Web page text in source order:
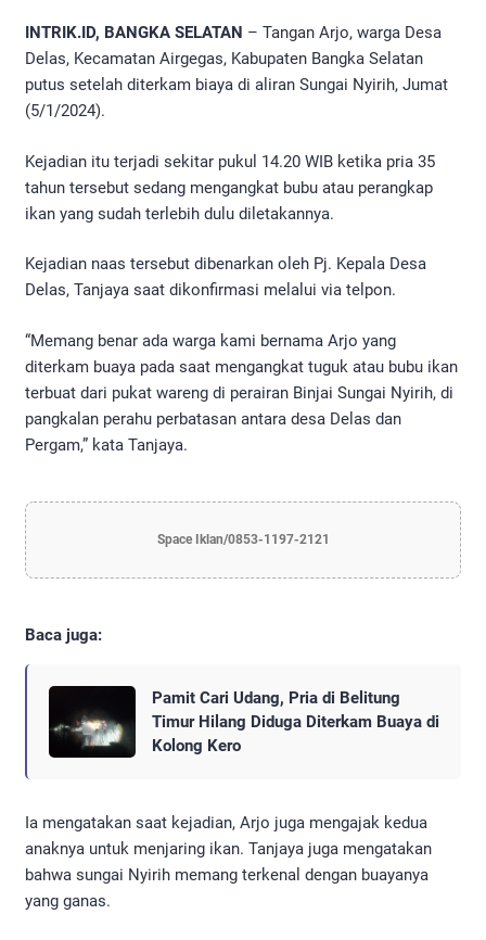
INTRIK.ID, BANGKA SELATAN – Tangan Arjo, warga Desa
Delas, Kecamatan Airgegas, Kabupaten Bangka Selatan
putus setelah diterkam biaya di aliran Sungai Nyirih, Jumat
(5/1/2024).
Kejadian itu terjadi sekitar pukul 14.20 WIB ketika pria 35
tahun tersebut sedang mengangkat bubu atau perangkap
ikan yang sudah terlebih dulu diletakannya.
Kejadian naas tersebut dibenarkan oleh Pj. Kepala Desa
Delas, Tanjaya saat dikonfirmasi melalui via telpon.
“Memang benar ada warga kami bernama Arjo yang
diterkam buaya pada saat mengangkat tuguk atau bubu ikan
terbuat dari pukat wareng di perairan Binjai Sungai Nyirih, di
pangkalan perahu perbatasan antara desa Delas dan
Pergam,” kata Tanjaya.
Space Iklan/0853-1197-2121
Baca juga:
Pamit Cari Udang, Pria di Belitung
Timur Hilang Diduga Diterkam Buaya di
Kolong Kero
Ia mengatakan saat kejadian, Arjo juga mengajak kedua
anaknya untuk menjaring ikan. Tanjaya juga mengatakan
bahwa sungai Nyirih memang terkenal dengan buayanya
yang ganas.